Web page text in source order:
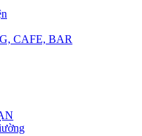
CAFE, BAR